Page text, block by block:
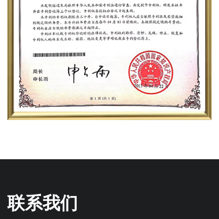
2010年
六行手扶式插秧机被评为重点新产品，并列入国家产
业振兴项目。
2007年
2006年
联系我们